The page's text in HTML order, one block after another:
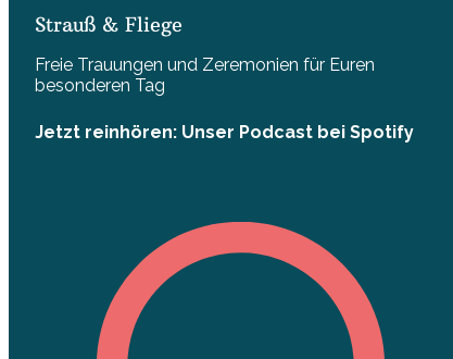
Strauß & Fliege
Freie Trauungen und Zeremonien für Euren
besonderen Tag
Jetzt reinhören: Unser Podcast bei Spotify